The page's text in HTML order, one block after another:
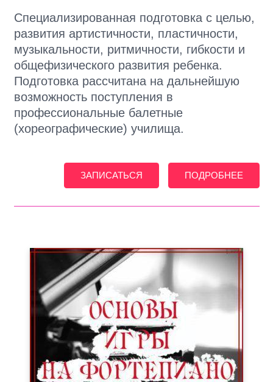
Специализированная подготовка с целью,
развития артистичности, пластичности,
музыкальности, ритмичности, гибкости и
общефизического развития ребенка.
Подготовка рассчитана на дальнейшую
возможность поступления в
профессиональные балетные
(хореографические) училища.
ПОДРОБНЕЕ
ЗАПИСАТЬСЯ